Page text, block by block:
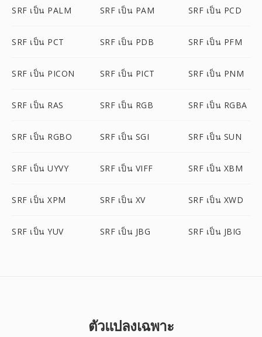
SRF เป็น PALM SRF เป็น PAM SRF เป็น PCD
SRF เป็น PCT SRF เป็น PDB SRF เป็น PFM
SRF เป็น PICON SRF เป็น PICT SRF เป็น PNM
SRF เป็น RAS SRF เป็น RGB SRF เป็น RGBA
SRF เป็น RGBO SRF เป็น SGI SRF เป็น SUN
SRF เป็น UYVY SRF เป็น VIFF SRF เป็น XBM
SRF เป็น XPM SRF เป็น XV SRF เป็น XWD
SRF เป็น YUV SRF เป็น JBG SRF เป็น JBIG
ตัวแปลงเฉพาะ